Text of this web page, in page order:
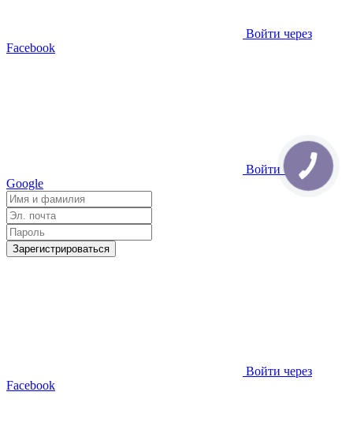
Войти через
Facebook
Войти через
Google
Зарегистрироваться
Войти через
Facebook